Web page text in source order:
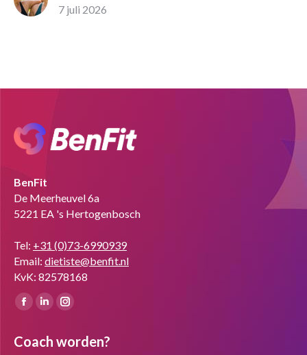
7 juli 2026
BenFit
De Meerheuvel 6a
5221 EA 's Hertogenbosch
Tel: +31 (0)73-6990939
Email: dietiste@benfit.nl
KvK: 82578168
Vind ons op:
Facebook
opens
Linkedin
opens
Instagram
opens
Coach worden?